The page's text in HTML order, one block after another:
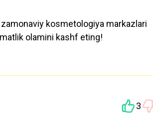
kosmetologiya markazlari
olamini kashf eting!
3